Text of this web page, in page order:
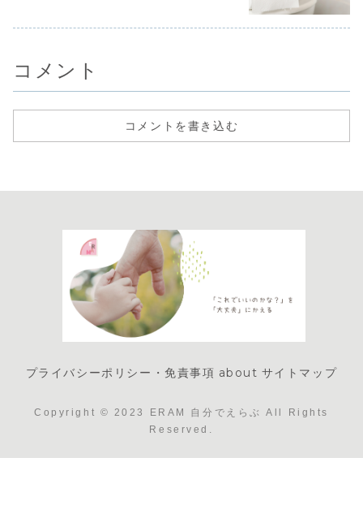
コメント
コメントを書き込む
プライバシーポリシー・免責事項 about サイトマップ
Copyright © 2023 ERAM 自分でえらぶ All Rights
Reserved.